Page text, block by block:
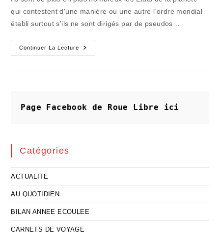
publication :
qui contestent d'une manière ou une autre l'ordre mondial
établi surtout s'ils ne sont dirigés par de pseudos…
Continuer La Lecture
Bilan
2016
Aucune
Régulation
Page Facebook de Roue Libre ici
Catégories
ACTUALITE
AU QUOTIDIEN
BILAN ANNEE ECOULEE
CARNETS DE VOYAGE